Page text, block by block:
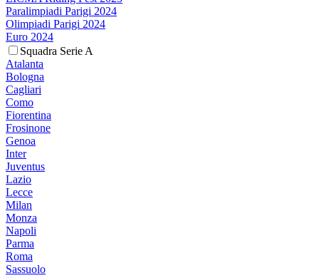
Paralimpiadi Parigi 2024
Olimpiadi Parigi 2024
Euro 2024
Squadra Serie A
Atalanta
Bologna
Cagliari
Como
Fiorentina
Frosinone
Genoa
Inter
Juventus
Lazio
Lecce
Milan
Monza
Napoli
Parma
Roma
Sassuolo